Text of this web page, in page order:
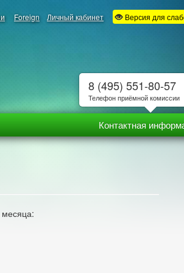
Foreign Личный кабинет Версия для
Контактная
8 (495) 551-80-57
Телефон приёмной комиссии